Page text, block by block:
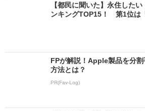
【都民に聞いた】永住した
ンキングTOP15！ 第1位は
FPが解説！Apple製品を分
方法とは？
PR(Fav-Log)